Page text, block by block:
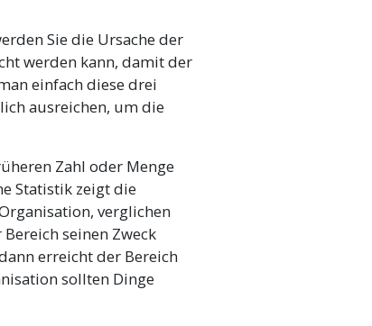
Sie die Ursache der
werden kann, damit der
einfach diese drei
ausreichen, um die
Zahl oder Menge
Statistik zeigt die
verglichen
seinen Zweck
erreicht der Bereich
sollten Dinge